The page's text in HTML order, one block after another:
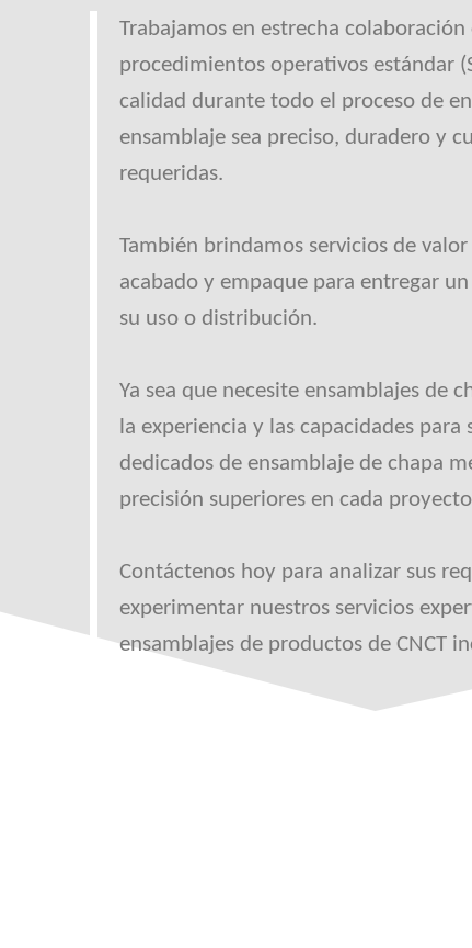
Trabajamos en estrecha
procedimientos operativos estándar
calidad durante todo el proceso de
ensamblaje sea preciso, duradero y
requeridas.
También brindamos servicios de
acabado y empaque para entregar
su uso o distribución.
Ya sea que necesite ensamblajes de
la experiencia y las capacidades
dedicados de ensamblaje de chapa
precisión superiores en cada
Contáctenos hoy para analizar sus
experimentar nuestros servicios
ensamblajes de productos de CNCT